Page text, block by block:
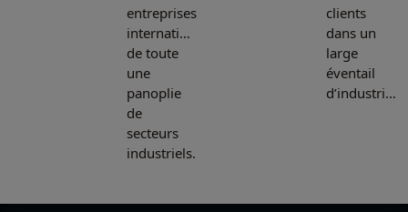
entreprises
internationales
de toute
une
panoplie
de
secteurs
industriels.
clients
dans un
large
éventail
d’industries.